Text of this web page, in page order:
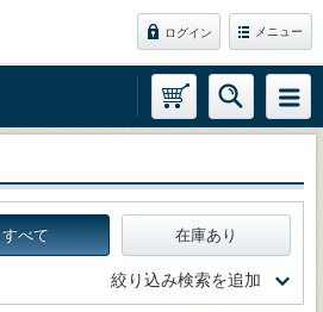
ログイン メニュー
すべて 在庫あり
絞り込み検索を追加